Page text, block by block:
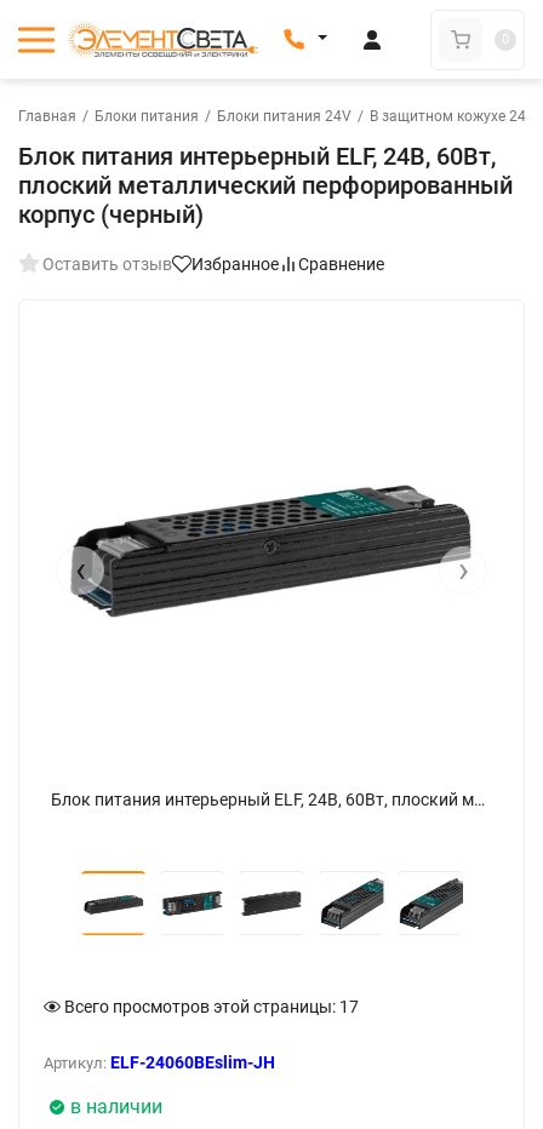
0
Главная / Блоки питания / Блоки питания 24V / В защитном кожухе 24V
Блок питания интерьерный ELF, 24В, 60Вт,
плоский металлический перфорированный
корпус (черный)
Оставить отзыв Избранное Сравнение
Блок питания интерьерный ELF, 24В, 60Вт, плоский металлический перфорированный корпус (черный) - фото
‹ ›
Всего просмотров этой страницы: 17
Артикул: ELF-24060BEslim-JH
в наличии